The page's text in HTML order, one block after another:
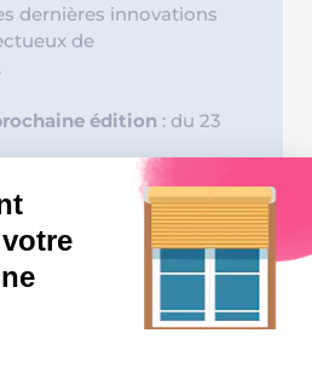
dernières innovations
de
édition : du 23